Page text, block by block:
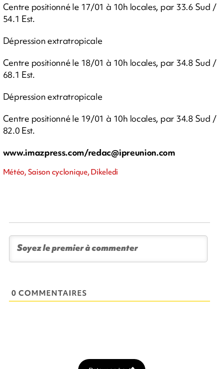
Centre positionné le 17/01 à 10h locales, par 33.6 Sud /
54.1 Est.
Dépression extratropicale
Centre positionné le 18/01 à 10h locales, par 34.8 Sud /
68.1 Est.
Dépression extratropicale
Centre positionné le 19/01 à 10h locales, par 34.8 Sud /
82.0 Est.
www.imazpress.com/redac@ipreunion.com
Météo, Saison cyclonique, Dikeledi
0 COMMENTAIRES